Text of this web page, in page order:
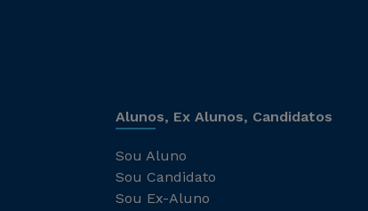
Alunos, Ex Alunos, Candidatos
Sou Aluno
Sou Candidato
Sou Ex-Aluno